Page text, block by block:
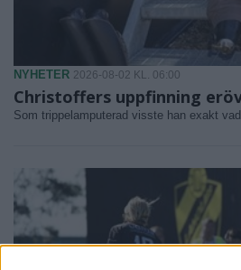
NYHETER 2026-08-02 KL. 06:00
Christoffers uppfinning
Som trippelamputerad visste han exakt